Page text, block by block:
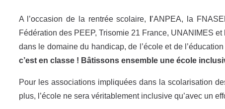
A l’occasion de la rentrée scolaire,
’ANPEA, la
Fédération des PEEP, Trisomie 21 France, UNANIMES
dans le domaine du handicap, de l’école et de
c’est en classe ! Bâtissons ensemble une école
Pour les associations impliquées dans la scolarisation
plus, l’école ne sera véritablement inclusive qu’avec un